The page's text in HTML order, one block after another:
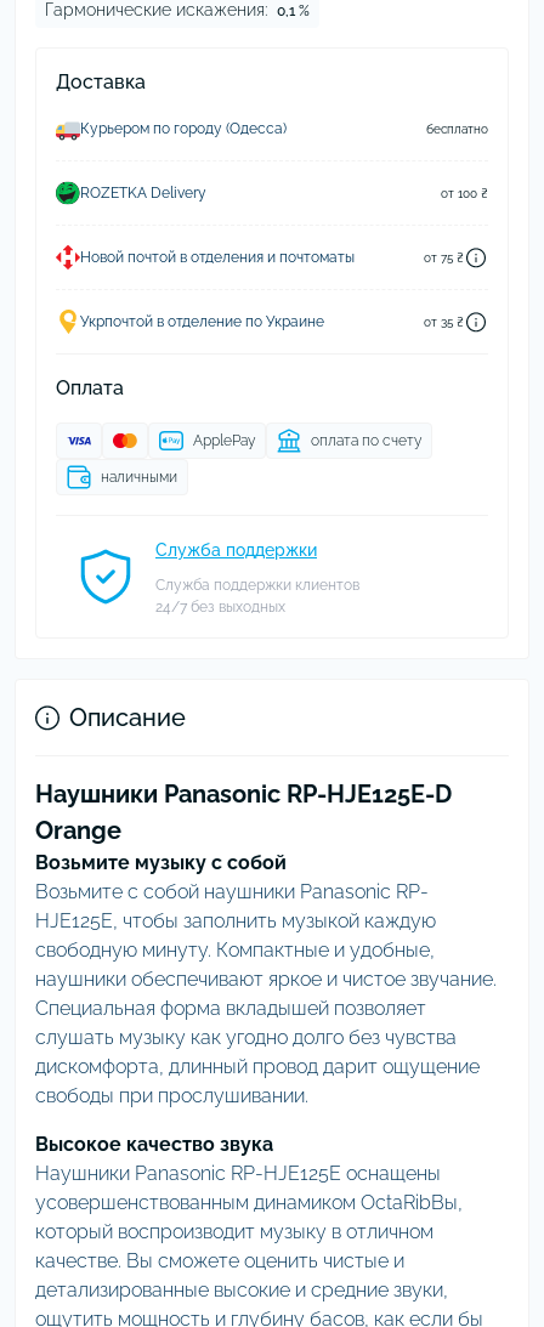
Гармонические искажения: 0,1 %
Доставка
Курьером по городу (Одесса) бесплатно
ROZETKA Delivery от 100 ₴
Новой почтой в отделения и почтоматы от 75 ₴
Укрпочтой в отделение по Украине от 35 ₴
Оплата
ApplePay оплата по счету
наличными
Служба поддержки
Служба поддержки клиентов
24/7 без выходных
Описание
Наушники Panasonic RP-HJE125E-D
Orange
Возьмите музыку с собой
Возьмите с собой наушники Panasonic RP-
HJE125E, чтобы заполнить музыкой каждую
свободную минуту. Компактные и удобные,
наушники обеспечивают яркое и чистое звучание.
Специальная форма вкладышей позволяет
слушать музыку как угодно долго без чувства
дискомфорта, длинный провод дарит ощущение
свободы при прослушивании.
Высокое качество звука
Наушники Panasonic RP-HJE125E оснащены
усовершенствованным динамиком OctaRibВы,
который воспроизводит музыку в отличном
качестве. Вы сможете оценить чистые и
детализированные высокие и средние звуки,
ощутить мощность и глубину басов, как если бы